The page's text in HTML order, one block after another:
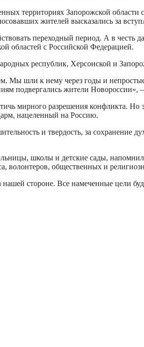
территориях Запорожской
жителей высказались за
переходный период. А в честь
областей с Российской Федерацией.
республик, Херсонской и
Мы шли к нему через годы и
подвергались жители Новороссии», –
мирного разрешения конфликта.
нацеленный на Россию.
и твердость, за сохранение
школы и детские сады,
волонтеров, общественных и
стороне. Все намеченные цели